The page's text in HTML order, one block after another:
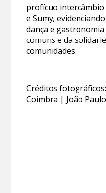
profícuo
e Sumy,
dança e
comuns e da
comunidades.
Créditos
Coimbra | João